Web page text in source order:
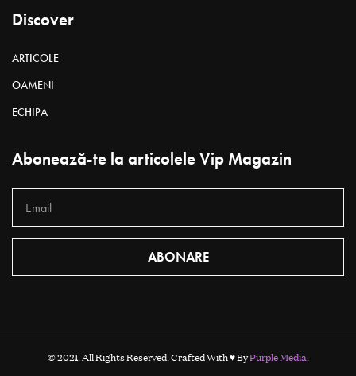
Discover
ARTICOLE
OAMENI
ECHIPA
Abonează-te la articolele Vip Magazin
ABONARE
© 2021. All Rights Reserved. Crafted With ♥ ByPurple Media